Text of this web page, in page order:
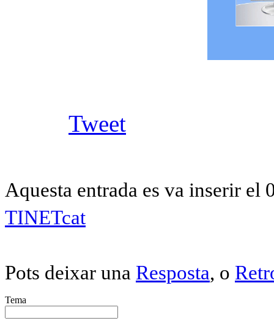
Tweet
Aquesta entrada es va inserir el
TINETcat
Pots deixar una Resposta, o
Tema